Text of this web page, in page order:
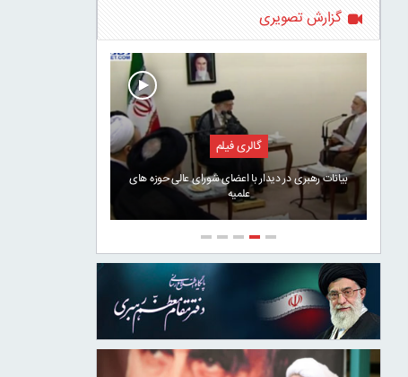
گزارش تصویری
گالری فیلم
بیانات رهبری در دیدار با اعضای شورای عالی حوزه های
علمیه